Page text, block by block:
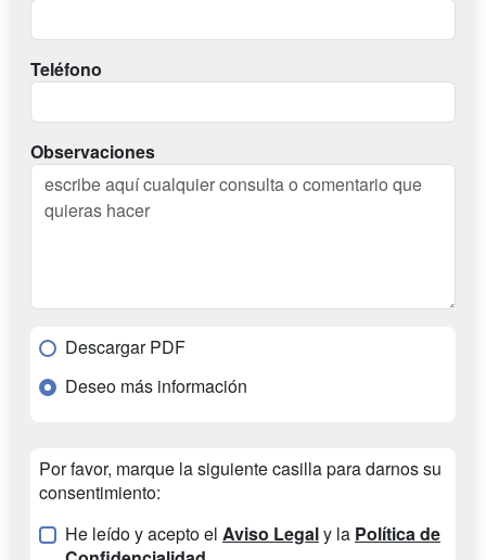
Teléfono
Observaciones
Descargar PDF
Deseo más información
Por favor, marque la siguiente casilla para darnos su
consentimiento:
He leído y acepto el Aviso Legaly la Política de